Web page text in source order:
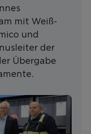
mit Weiß-
und
der
Übergabe